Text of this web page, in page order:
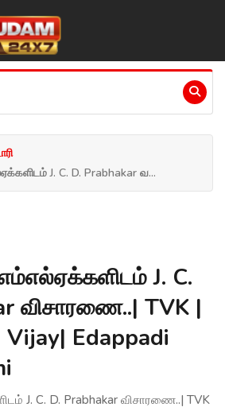
J. C. D. Prabhakar வ...
J. C.
விசாரணை..| TVK |
Edappadi
J. C. D. Prabhakar விசாரணை..| TVK